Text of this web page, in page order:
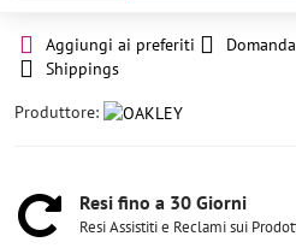
Aggiungi ai preferiti
Shippings
Produttore:
Resi fino a 30 Giorni
Resi Assistiti e Reclami sui